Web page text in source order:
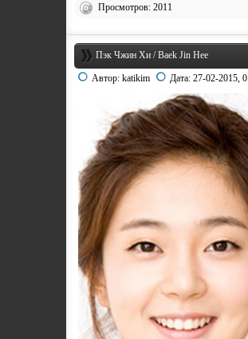
Просмотров: 2011
Пэк Чжин Хи / Baek Jin Hee
Автор: katikim Дата: 27-02-2015,